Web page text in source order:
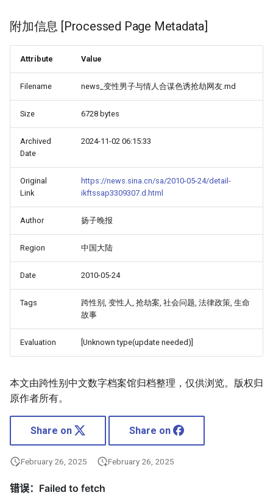
附加信息 [Processed Page Metadata]
Attribute Value
Filename news_变性男子与情人合谋色诱抢劫网友.md
Size 6728 bytes
Archived
Date
2024-11-02 06:15:33
Original
Link
https://news.sina.cn/sa/2010-05-24/detail-
ikftssap3309307.d.html
Author 扬子晚报
Region 中国大陆
Date 2010-05-24
Tags
跨性别, 变性人, 抢劫案, 社会问题, 法律政策, 生命
故事
Evaluation [Unknown type(update needed)]
本文由跨性别中文数字档案馆归档整理，仅供浏览。版权归
原作者所有。
Share on Share on
February 26, 2025 February 26, 2025